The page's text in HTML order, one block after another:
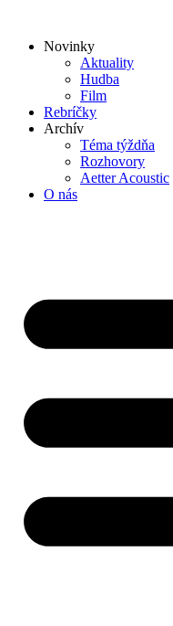
obsah
Novinky
Aktuality
Hudba
Film
Rebríčky
Archív
Téma týždňa
Rozhovory
Aetter Acoustic
O nás